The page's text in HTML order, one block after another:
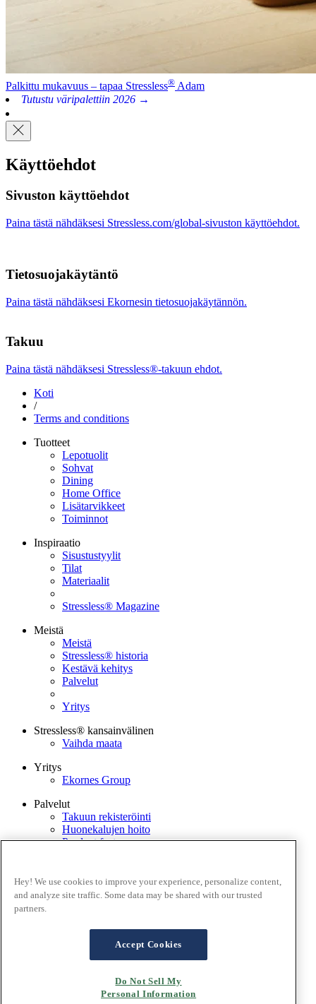
Palkittu mukavuus – tapaa Stressless® Adam
Tutustu väripalettiin 2026 →
Käyttöehdot
Sivuston käyttöehdot
Paina tästä nähdäksesi Stressless.com/global-sivuston käyttöehdot.
Tietosuojakäytäntö
Paina tästä nähdäksesi Ekornesin tietosuojakäytännön.
Takuu
Paina tästä nähdäksesi Stressless®-takuun ehdot.
Koti
/
Terms and conditions
Tuotteet
Lepotuolit
Sohvat
Dining
Home Office
Lisätarvikkeet
Toiminnot
Inspiraatio
Sisustustyylit
Tilat
Materiaalit
Stressless® Magazine
Meistä
Meistä
Stressless® historia
Kestävä kehitys
Palvelut
Yritys
Stressless® kansainvälinen
Vaihda maata
Yritys
Ekornes Group
Palvelut
Takuun rekisteröinti
Huonekalujen hoito
Product features
Etsi jälleenmyyjä
Ota yhteyttä
Tietosuojakäytäntö
Hey! We use cookies to improve your experience, personalize content,
and analyze site traffic. Some data may be shared with our trusted
partners.
Accept Cookies
Do Not Sell My
Personal Information